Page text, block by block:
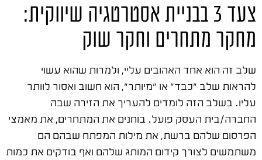
צעד 3 בבניית אסטרטגיה שיווקית:
מחקר מתחרים וחקר שוק
שלב זה הוא אחד האהובים עליי, ולמרות שהוא עשוי
להראות שלב "כבד" או "מיותר", הוא חשוב ואסור לוותר
עליו. בשלב הזה לומדים להעריך את הזירה שבה
החברה/בית העסק פועל. בוחנים את המתחרים, את מאמצי
הפרסום שלהם ברשת, את מילות המפתח שבהם הם
משתמשים לצורך קידום המותג שלהם ואף בודקים את כמות